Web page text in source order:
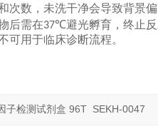
次数，未洗干净会导致背景偏
后需在37℃避光孵育，终止
可用于临床诊断流程。